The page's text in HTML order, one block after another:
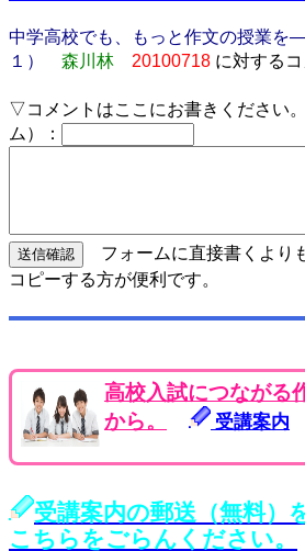
中学高校でも、もっと作文の授業を
１）
森川林 20100718 に対するコ
▽コメントはここにお書きください
ム）：
フォームに直接書くより
コピーする方が便利です。
高校入試につながる
から。
受講案内
受講案内の郵送（無料）
こちらをごらんください。